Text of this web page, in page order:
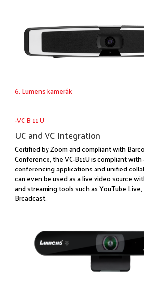
6. Lumens kamerák
-VC B 11 U
UC and VC Integration
Certified by Zoom and compliant with
Conference, the VC-B11U is compliant with
conferencing applications and unified
can even be used as a live video source
and streaming tools such as YouTube Live,
Broadcast.